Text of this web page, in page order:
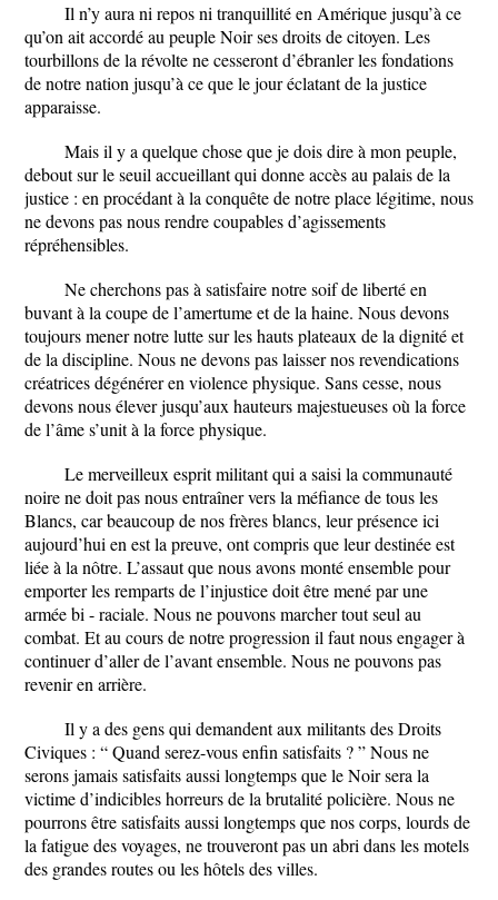
Il n’y aura ni repos ni tranquillité en Amérique jusqu’à ce
qu’on ait accordé au peuple Noir ses droits de citoyen. Les
tourbillons de la révolte ne cesseront d’ébranler les fondations
de notre nation jusqu’à ce que le jour éclatant de la justice
apparaisse.
Mais il y a quelque chose que je dois dire à mon peuple,
debout sur le seuil accueillant qui donne accès au palais de la
justice : en procédant à la conquête de notre place légitime, nous
ne devons pas nous rendre coupables d’agissements
répréhensibles.
Ne cherchons pas à satisfaire notre soif de liberté en
buvant à la coupe de l’amertume et de la haine. Nous devons
toujours mener notre lutte sur les hauts plateaux de la dignité et
de la discipline. Nous ne devons pas laisser nos revendications
créatrices dégénérer en violence physique. Sans cesse, nous
devons nous élever jusqu’aux hauteurs majestueuses où la force
de l’âme s’unit à la force physique.
Le merveilleux esprit militant qui a saisi la communauté
noire ne doit pas nous entraîner vers la méfiance de tous les
Blancs, car beaucoup de nos frères blancs, leur présence ici
aujourd’hui en est la preuve, ont compris que leur destinée est
liée à la nôtre. L’assaut que nous avons monté ensemble pour
emporter les remparts de l’injustice doit être mené par une
armée bi - raciale. Nous ne pouvons marcher tout seul au
combat. Et au cours de notre progression il faut nous engager à
continuer d’aller de l’avant ensemble. Nous ne pouvons pas
revenir en arrière.
Il y a des gens qui demandent aux militants des Droits
Civiques : “ Quand serez-vous enfin satisfaits ? ” Nous ne
serons jamais satisfaits aussi longtemps que le Noir sera la
victime d’indicibles horreurs de la brutalité policière. Nous ne
pourrons être satisfaits aussi longtemps que nos corps, lourds de
la fatigue des voyages, ne trouveront pas un abri dans les motels
des grandes routes ou les hôtels des villes.